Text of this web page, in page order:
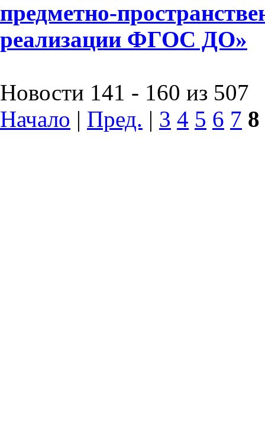
предметно-
реализации ФГОС ДО»
Новости 141 - 160 из 507
Начало | Пред. | 3 4 5 6 7 8